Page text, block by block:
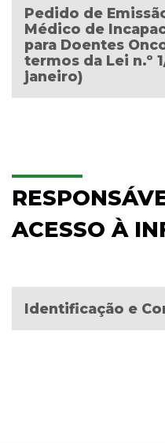
Pedido de
Médico de
para Doentes
termos da Lei n.º
janeiro)
ACESSO À
Identificação e